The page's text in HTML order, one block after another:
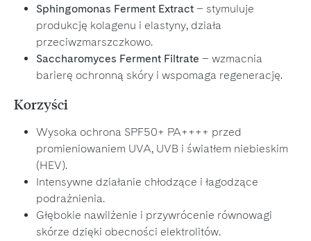
Sphingomonas Ferment Extract – stymuluje
produkcję kolagenu i elastyny, działa
przeciwzmarszczkowo.
Saccharomyces Ferment Filtrate – wzmacnia
barierę ochronną skóry i wspomaga regenerację.
Korzyści
Wysoka ochrona SPF50+ PA++++ przed
promieniowaniem UVA, UVB i światłem niebieskim
(HEV).
Intensywne działanie chłodzące i łagodzące
podrażnienia.
Głębokie nawilżenie i przywrócenie równowagi
skórze dzięki obecności elektrolitów.